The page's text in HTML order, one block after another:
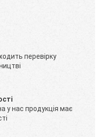
перевірку
у нас продукція має